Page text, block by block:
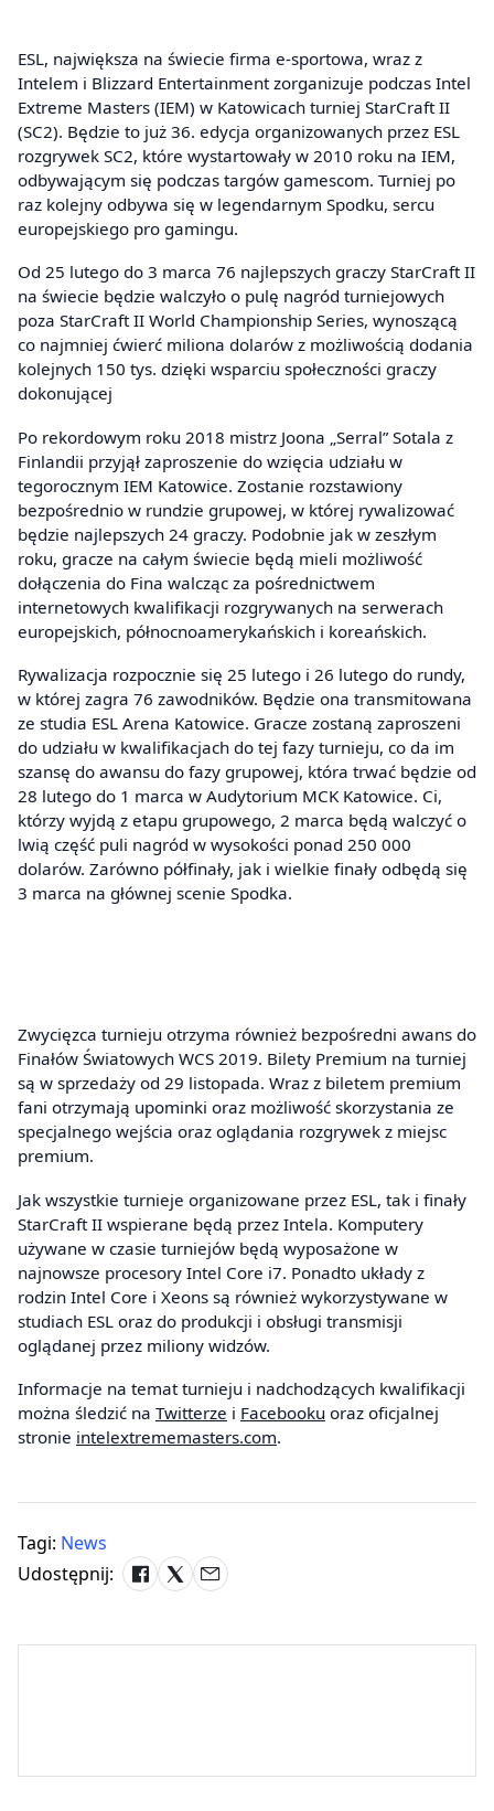
ESL, największa na świecie firma e-sportowa, wraz z
Intelem i Blizzard Entertainment zorganizuje podczas Intel
Extreme Masters (IEM) w Katowicach turniej StarCraft II
(SC2). Będzie to już 36. edycja organizowanych przez ESL
rozgrywek SC2, które wystartowały w 2010 roku na IEM,
odbywającym się podczas targów gamescom. Turniej po
raz kolejny odbywa się w legendarnym Spodku, sercu
europejskiego pro gamingu.
Od 25 lutego do 3 marca 76 najlepszych graczy StarCraft II
na świecie będzie walczyło o pulę nagród turniejowych
poza StarCraft II World Championship Series, wynoszącą
co najmniej ćwierć miliona dolarów z możliwością dodania
kolejnych 150 tys. dzięki wsparciu społeczności graczy
dokonującej
Po rekordowym roku 2018 mistrz Joona „Serral” Sotala z
Finlandii przyjął zaproszenie do wzięcia udziału w
tegorocznym IEM Katowice. Zostanie rozstawiony
bezpośrednio w rundzie grupowej, w której rywalizować
będzie najlepszych 24 graczy. Podobnie jak w zeszłym
roku, gracze na całym świecie będą mieli możliwość
dołączenia do Fina walcząc za pośrednictwem
internetowych kwalifikacji rozgrywanych na serwerach
europejskich, północnoamerykańskich i koreańskich.
Rywalizacja rozpocznie się 25 lutego i 26 lutego do rundy,
w której zagra 76 zawodników. Będzie ona transmitowana
ze studia ESL Arena Katowice. Gracze zostaną zaproszeni
do udziału w kwalifikacjach do tej fazy turnieju, co da im
szansę do awansu do fazy grupowej, która trwać będzie od
28 lutego do 1 marca w Audytorium MCK Katowice. Ci,
którzy wyjdą z etapu grupowego, 2 marca będą walczyć o
lwią część puli nagród w wysokości ponad 250 000
dolarów. Zarówno półfinały, jak i wielkie finały odbędą się
3 marca na głównej scenie Spodka.
Zwycięzca turnieju otrzyma również bezpośredni awans do
Finałów Światowych WCS 2019. Bilety Premium na turniej
są w sprzedaży od 29 listopada. Wraz z biletem premium
fani otrzymają upominki oraz możliwość skorzystania ze
specjalnego wejścia oraz oglądania rozgrywek z miejsc
premium.
Jak wszystkie turnieje organizowane przez ESL, tak i finały
StarCraft II wspierane będą przez Intela. Komputery
używane w czasie turniejów będą wyposażone w
najnowsze procesory Intel Core i7. Ponadto układy z
rodzin Intel Core i Xeons są również wykorzystywane w
studiach ESL oraz do produkcji i obsługi transmisji
oglądanej przez miliony widzów.
Informacje na temat turnieju i nadchodzących kwalifikacji
można śledzić na Twitterze i Facebooku oraz oficjalnej
stronie intelextrememasters.com.
Tagi: News
Udostępnij: